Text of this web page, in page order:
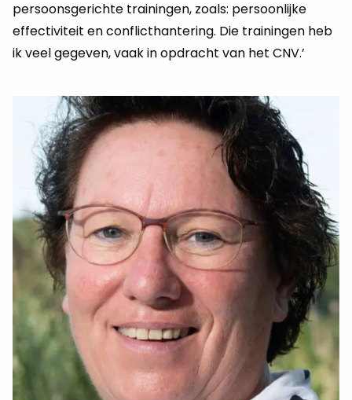
persoonsgerichte trainingen, zoals: persoonlijke
effectiviteit en conflicthantering. Die trainingen heb
ik veel gegeven, vaak in opdracht van het CNV.’